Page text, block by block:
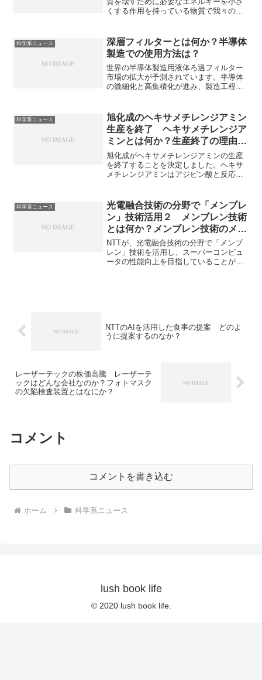
くする作用を持っている物質で我々の生
する働きを持っています。ロジウム触媒
がN-O結合を解離できる理由や問題点は
何かを知ることができます。
科学系ニュース
深層フィルターとは何か？半導体
製造での使用方法は？
世界の半導体製造用液体ろ過フィルター
市場の拡大が予測されています。半導体
の微細化と高集積化が進み、製造工程で
ことが市場拡大の背景とされています。
フィルターの一種である深層フィルター
の特徴や製造方法を知ることができま
す。
科学系ニュース
旭化成のヘキサメチレンジアミン
生産を終了 ヘキサメチレンジア
ミンとは何か？生産終了の理由
は？
旭化成がヘキサメチレンジアミンの生産
を終了することを決定しました。ヘキサ
メチレンジアミンはアジピン酸と反応さ
の製造方法を知ることができます。
科学系ニュース
光電融合技術の分野で「メンブレ
ン」技術活用２ メンブレン技術
とは何か？メンブレン技術のメリ
ットは？
NTTが、光電融合技術の分野で「メンブ
レン」技術を活用し、スーパーコンピュ
ータの性能向上を目指していることがニ
決できるのかを知ることができます。
NTTのAIを活用した食事の提案 どのよ
うに提案するのなか？
レーザーテックの株価高騰 レーザーテ
ックはどんな会社なのか？フォトマスク
の欠陥検査装置とはなにか？
コメント
コメントを書き込む
ホーム 科学系ニュース
lush book life
© 2020 lush book life.